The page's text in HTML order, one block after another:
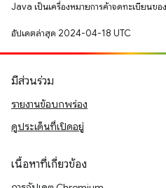
Java เป็นเครื่องหมายการค้าจดทะเบียนข
อัปเดตล่าสุด 2024-04-18 UTC
มีส่วนร่วม
รายงานข้อบกพร่อง
ดูประเด็นที่เปิดอยู่
เนื้อหาที่เกี่ยวข้อง